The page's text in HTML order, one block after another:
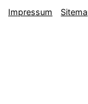
Impressum